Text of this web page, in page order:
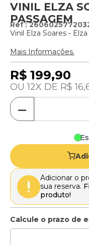
VINIL ELZA
PASSAGEM
:
Vinil Elza Soares -
Mais Informações.
R$ 199,90
12 R$ 16,
－
Adicionar o
sua reserva.
produto!